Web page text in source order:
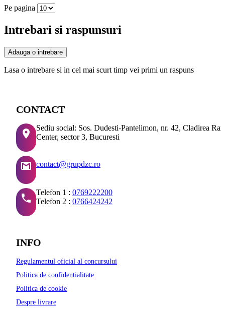
Pe pagina
Intrebari si raspunsuri
Adauga o intrebare
Lasa o intrebare si in cel mai scurt timp vei primi un raspuns
CONTACT
Sediu social: Sos. Dudesti-Pantelimon, nr. 42, Cladirea
Center, sector 3, Bucuresti
contact@grupdzc.ro
Telefon 1 : 0769222200
Telefon 2 : 0766424242
INFO
Regulamentul oficial al concursului
Politica de confidentialitate
Politica de cookie
Despre livrare